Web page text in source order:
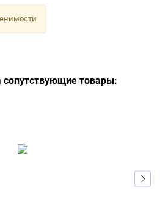
сопутствующие товары: